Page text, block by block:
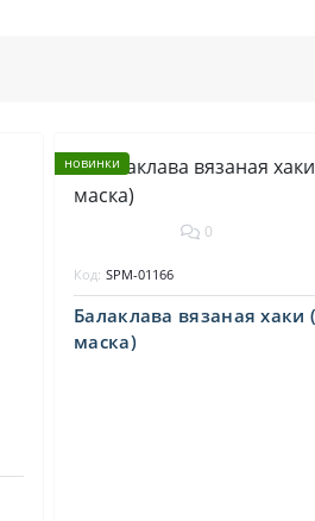
новинки
0
Балаклава вязаная
маска)
Код: SPM-01166